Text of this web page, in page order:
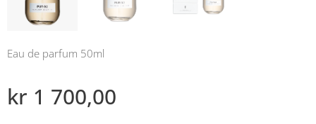
Eau de parfum 50ml
kr 1 700,00